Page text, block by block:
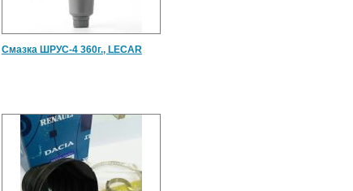
Смазка ШРУС-4 360г., LECAR